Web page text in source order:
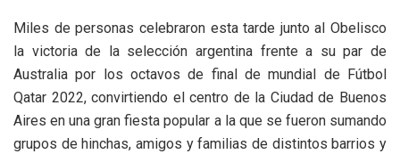
Miles de personas celebraron esta tarde junto al Obelisco
la victoria de la selección argentina frente a su par de
Australia por los octavos de final de mundial de Fútbol
Qatar 2022, convirtiendo el centro de la Ciudad de Buenos
Aires en una gran fiesta popular a la que se fueron sumando
grupos de hinchas, amigos y familias de distintos barrios y